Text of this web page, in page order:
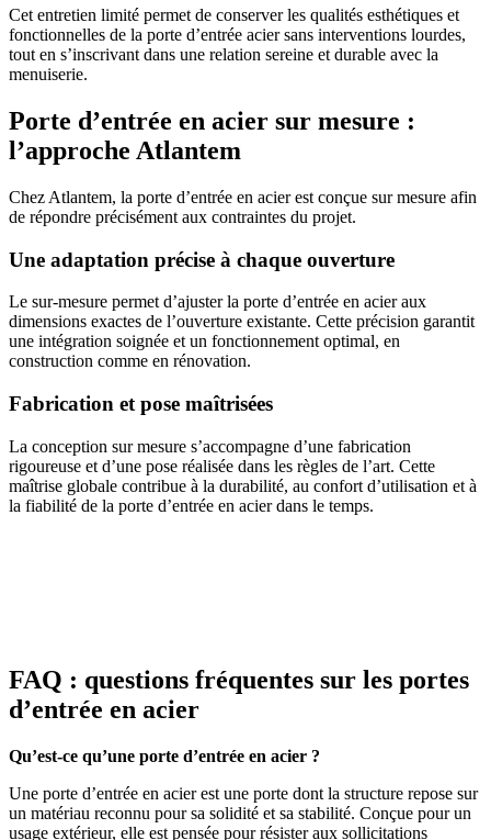
Cet entretien limité permet de conserver les qualités esthétiques et
fonctionnelles de la porte d’entrée acier sans interventions lourdes,
tout en s’inscrivant dans une relation sereine et durable avec la
menuiserie.
Porte d’entrée en acier sur mesure :
l’approche Atlantem
Chez Atlantem, la porte d’entrée en acier est conçue sur mesure afin
de répondre précisément aux contraintes du projet.
Une adaptation précise à chaque ouverture
Le sur-mesure permet d’ajuster la porte d’entrée en acier aux
dimensions exactes de l’ouverture existante. Cette précision garantit
une intégration soignée et un fonctionnement optimal, en
construction comme en rénovation.
Fabrication et pose maîtrisées
La conception sur mesure s’accompagne d’une fabrication
rigoureuse et d’une pose réalisée dans les règles de l’art. Cette
maîtrise globale contribue à la durabilité, au confort d’utilisation et à
la fiabilité de la porte d’entrée en acier dans le temps.
FAQ : questions fréquentes sur les portes
d’entrée en acier
Qu’est-ce qu’une porte d’entrée en acier ?
Une porte d’entrée en acier est une porte dont la structure repose sur
un matériau reconnu pour sa solidité et sa stabilité. Conçue pour un
usage extérieur, elle est pensée pour résister aux sollicitations